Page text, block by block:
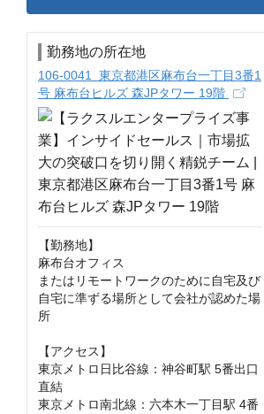
勤務地の所在地
106-0041 東京都港区麻布台一丁目3番1
号 麻布台ヒルズ 森JPタワー 19階
【勤務地】
麻布台オフィス
またはリモートワークのために自宅及び
自宅に準ずる場所として会社が認めた場
所
【アクセス】
東京メトロ日比谷線：神谷町駅 5番出口
直結
東京メトロ南北線：六本木一丁目駅 4番